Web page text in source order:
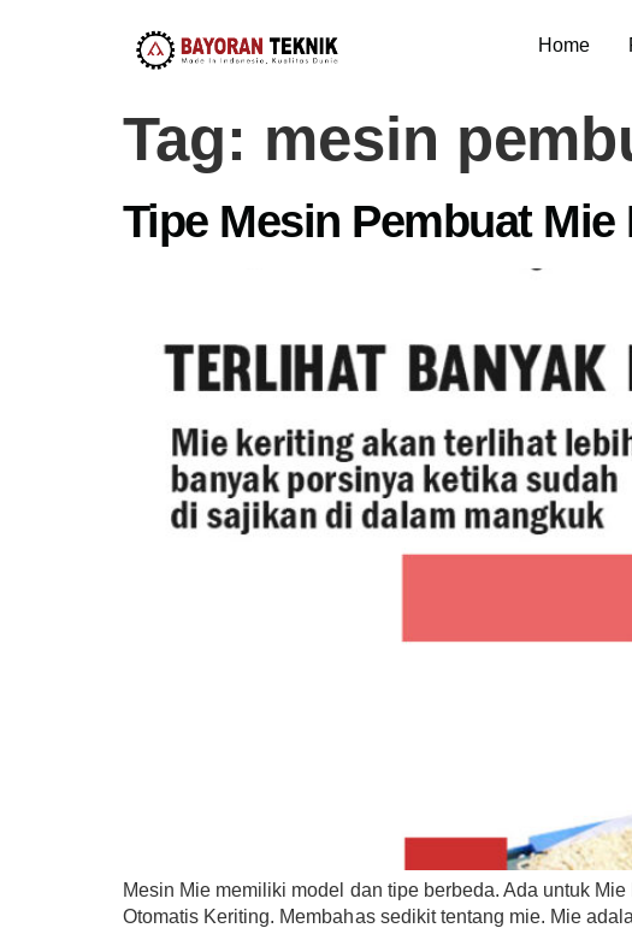
Home
Tag: mesin
Tipe Mesin Pembuat
Mesin Mie memiliki model dan tipe berbeda. Ada untuk
Otomatis Keriting. Membahas sedikit tentang mie. Mie